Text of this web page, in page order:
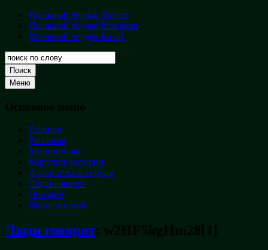
Перейти
содержимому
Пыльный
чердак
Творческая
кладовая
Пыльный чердак Twitter
Пыльный чердак Instagram
Пыльный чердак Email
Поиск
Меню
Основное меню
Главная
Рассказы
Миниатюры
Короткие истории
Аэропорты и города
Люди говорят
Обо мне
Написать мне
Люди говорят: w2HF5kgHm28[1]